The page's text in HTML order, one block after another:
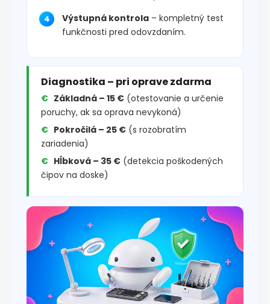
Výstupná kontrola – kompletný test
funkčnosti pred odovzdaním.
Diagnostika – pri oprave zdarma
Základná – 15 € (otestovanie a určenie
poruchy, ak sa oprava nevykoná)
Pokročilá – 25 € (s rozobratím
zariadenia)
Hĺbková – 35 € (detekcia poškodených
čipov na doske)